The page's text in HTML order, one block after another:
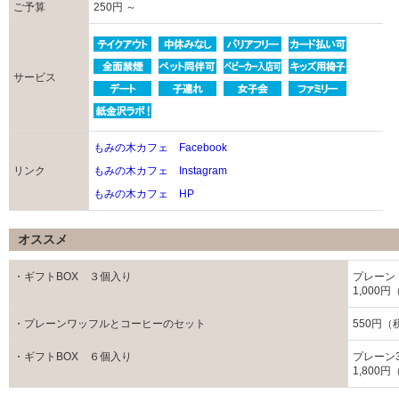
ご予算 250円 ～
サービス
リンク
もみの木カフェ Facebook
もみの木カフェ Instagram
もみの木カフェ HP
オススメ
・ギフトBOX ３個入り
プレー
1,000円
・プレーンワッフルとコーヒーのセット 550円（
・ギフトBOX ６個入り
プレーン
1,800円